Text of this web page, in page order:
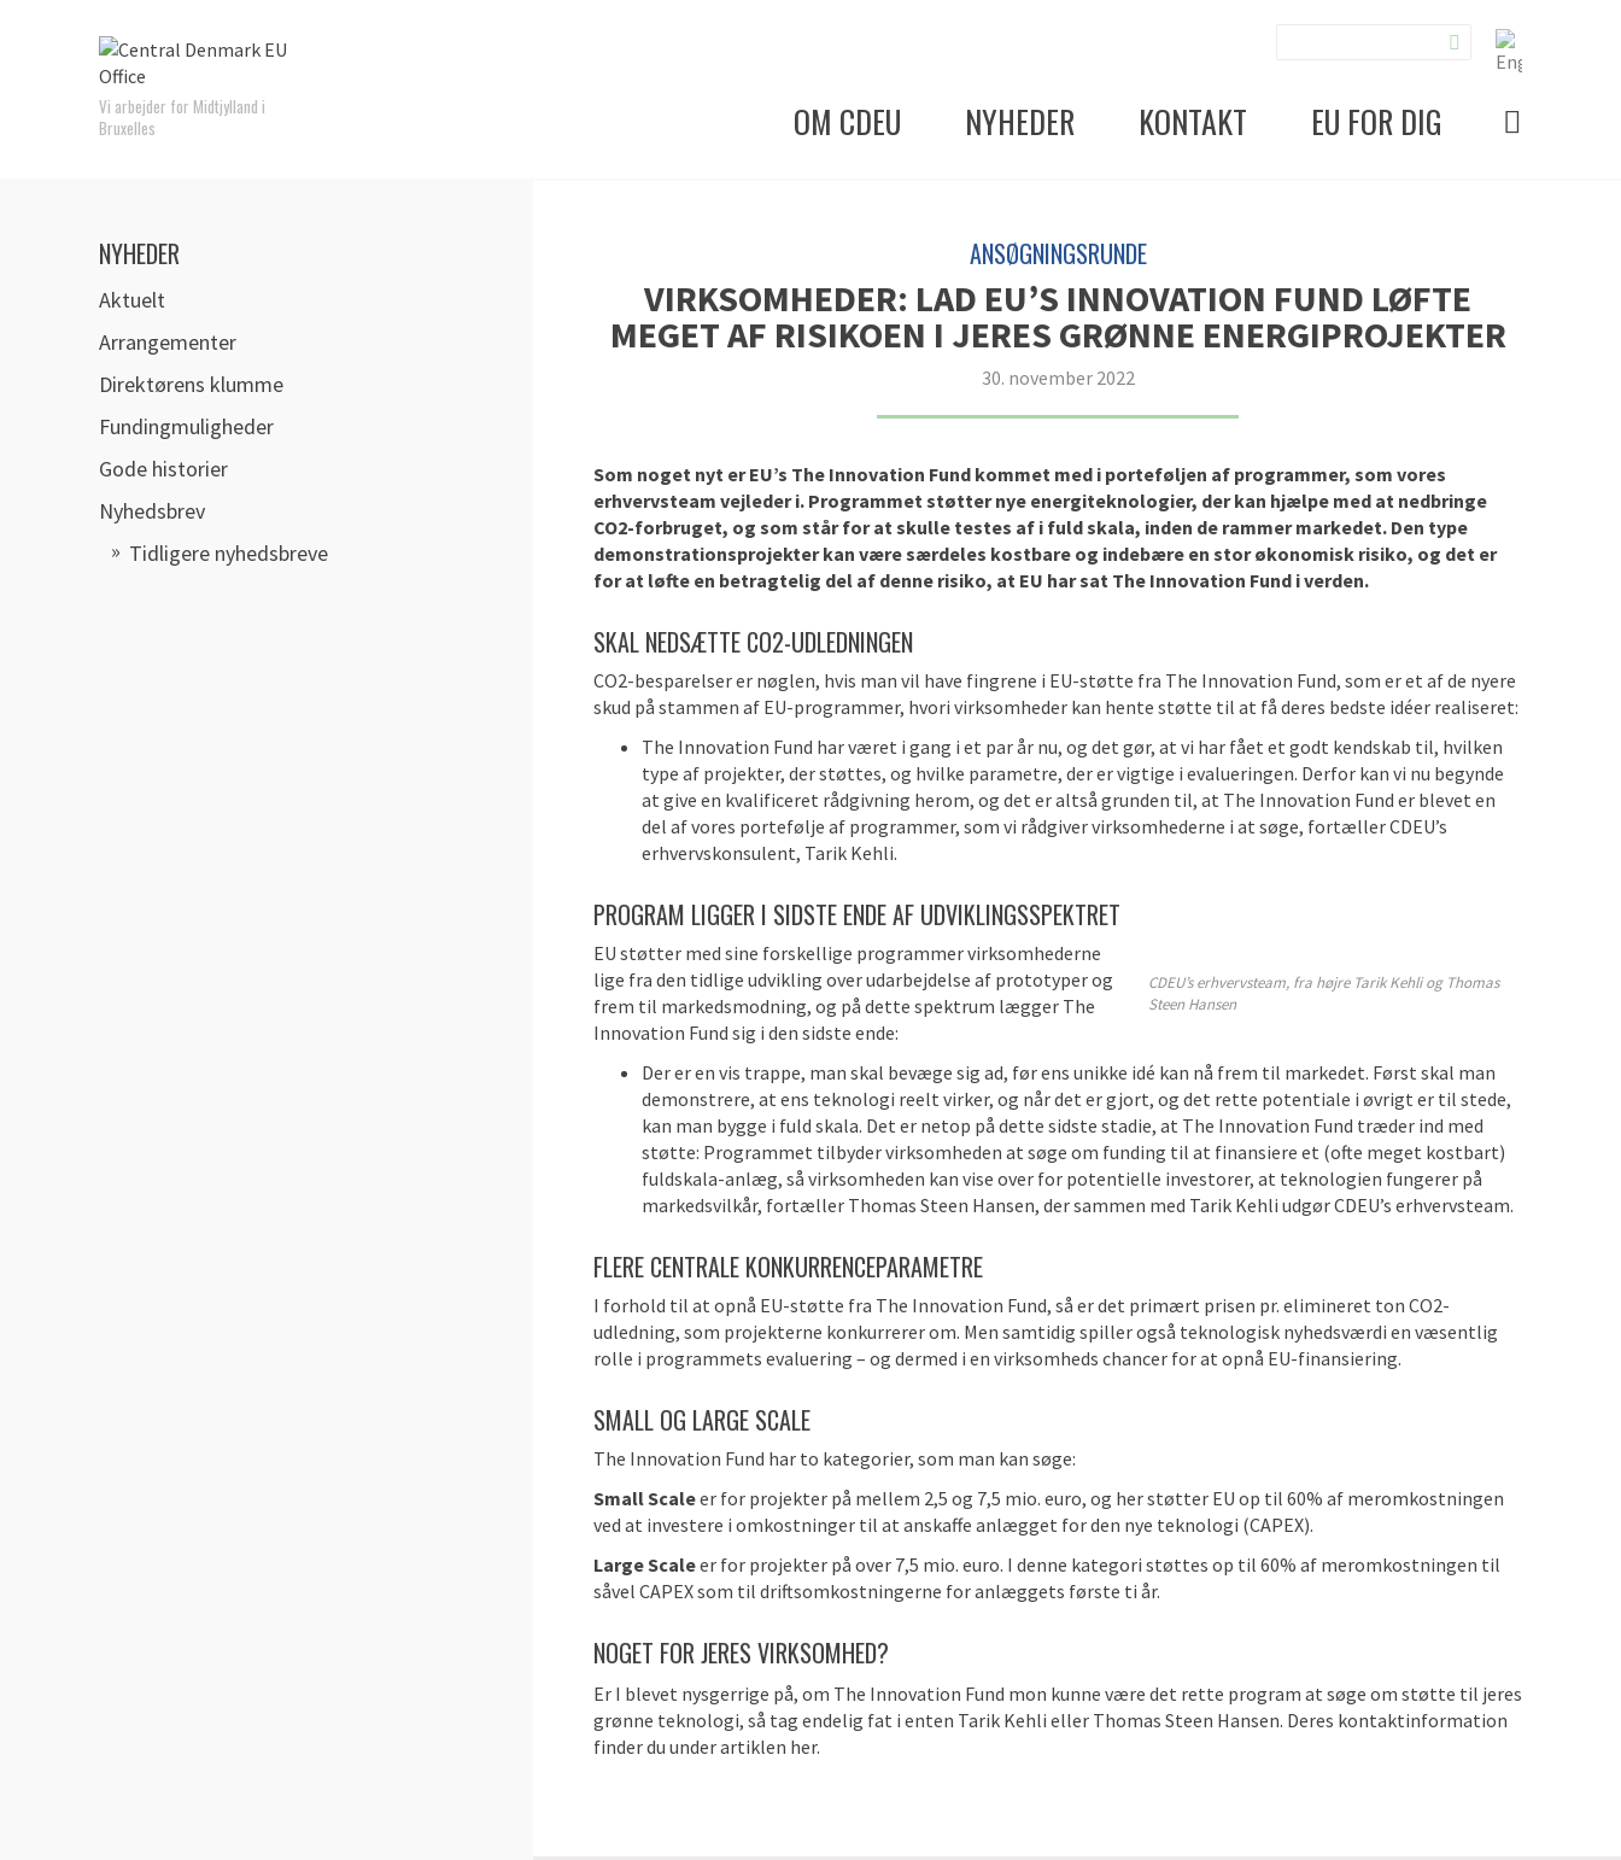
Vi arbejder for Midtjylland i
Bruxelles
OM CDEU NYHEDER KONTAKT EU FOR DIG
NYHEDER
Aktuelt
Arrangementer
Direktørens klumme
Fundingmuligheder
Gode historier
Nyhedsbrev
Tidligere nyhedsbreve
ANSØGNINGSRUNDE
VIRKSOMHEDER: LAD EU’S INNOVATION FUND LØFTE
MEGET AF RISIKOEN I JERES GRØNNE ENERGIPROJEKTER
30. november 2022
Som noget nyt erEU’s The Innovation Fund kommet med i porteføljen af programmer, som vores
erhvervsteam vejlederi. Programmetstøtternye energiteknologier, derkan hjælpe med at nedbringe
CO2-forbruget, og som står for at skulle testes af i fuld skala, inden de rammer markedet. Den type
demonstrationsprojekter kan være særdeles kostbare og indebære en stor økonomisk risiko, og det er
for at løfte en betragtelig del af denne risiko, at EU har sat The Innovation Fund i verden.
SKAL NEDSÆTTE CO2-UDLEDNINGEN
CO2-besparelser er nøglen, hvis man vil have fingrene i EU-støtte fra The Innovation Fund, som er et af de nyere
skud på stammen af EU-programmer, hvori virksomheder kan hente støtte til at få deres bedste idéer realiseret:
The Innovation Fund har været i gang i et par år nu, og det gør, at vi har fået et godt kendskab til, hvilken
type af projekter, der støttes, og hvilke parametre, der er vigtige i evalueringen. Derfor kan vi nu begynde
at give en kvalificeret rådgivning herom, og det er altså grunden til, at The Innovation Fund er blevet en
del af vores portefølje af programmer, som vi rådgiver virksomhederne i at søge, fortæller CDEU’s
erhvervskonsulent, Tarik Kehli.
PROGRAM LIGGER I SIDSTE ENDE AF UDVIKLINGSSPEKTRET
CDEU’s erhvervsteam, fra højre Tarik Kehli og Thomas
Steen Hansen
EU støtter med sine forskellige programmer virksomhederne
lige fra den tidlige udvikling over udarbejdelse af prototyper og
frem til markedsmodning, og på dette spektrum lægger The
Innovation Fund sig i den sidste ende:
Der er en vis trappe, man skal bevæge sig ad, før ens unikke idé kan nå frem til markedet. Først skal man
demonstrere, at ens teknologi reelt virker, og når det er gjort, og det rette potentiale i øvrigt er til stede,
kan man bygge i fuld skala. Det er netop på dette sidste stadie, at The Innovation Fund træder ind med
støtte: Programmet tilbyder virksomheden at søge om funding til at finansiere et (ofte meget kostbart)
fuldskala-anlæg, så virksomheden kan vise over for potentielle investorer, at teknologien fungerer på
markedsvilkår, fortæller Thomas Steen Hansen, der sammen med Tarik Kehli udgør CDEU’s erhvervsteam.
FLERE CENTRALE KONKURRENCEPARAMETRE
I forhold til at opnå EU-støtte fra The Innovation Fund, så er det primært prisen pr. elimineret ton CO2-
udledning, som projekterne konkurrerer om. Men samtidig spiller også teknologisk nyhedsværdi en væsentlig
rolle i programmets evaluering – og dermed i en virksomheds chancer for at opnå EU-finansiering.
SMALL OG LARGE SCALE
The Innovation Fund har to kategorier, som man kan søge:
Small Scaleer for projekter på mellem 2,5 og 7,5 mio. euro, og her støtter EU op til 60% af meromkostningen
ved at investere i omkostninger til at anskaffe anlægget for den nye teknologi (CAPEX).
Large Scaleer for projekter på over 7,5 mio. euro. I denne kategori støttes op til 60% af meromkostningen til
såvel CAPEX som til driftsomkostningerne for anlæggets første ti år.
NOGET FOR JERES VIRKSOMHED?
Er I blevet nysgerrige på, om The Innovation Fund mon kunne være det rette program at søge om støtte til jeres
grønne teknologi, så tag endelig fat i enten Tarik Kehli eller Thomas Steen Hansen. Deres kontaktinformation
finder du under artiklen her.